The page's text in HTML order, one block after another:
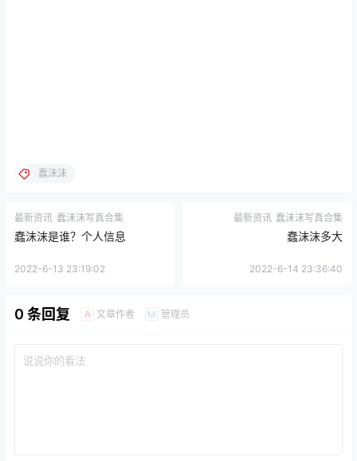
蠢沫沫
最新资讯 蠢沫沫写真合集
蠢沫沫是谁？个人信息
2022-6-13 23:19:02
最新资讯 蠢沫沫写真合集
蠢沫沫多大
2022-6-14 23:36:40
0 条回复 A 文章作者 M 管理员